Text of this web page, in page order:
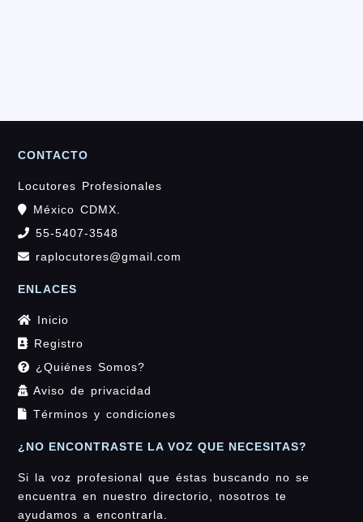
CONTACTO
Locutores Profesionales
México CDMX.
55-5407-3548
raplocutores@gmail.com
ENLACES
Inicio
Registro
¿Quiénes Somos?
Aviso de privacidad
Términos y condiciones
¿NO ENCONTRASTE LA VOZ QUE NECESITAS?
Si la voz profesional que éstas buscando no se
encuentra en nuestro directorio, nosotros te
ayudamos a encontrarla.